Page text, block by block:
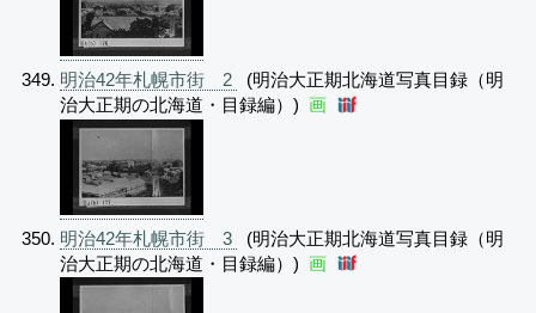
明治42年札幌市街 2
(明治大正期北海道写真目録（明
治大正期の北海道・目録編）) 画
明治42年札幌市街 3
(明治大正期北海道写真目録（明
治大正期の北海道・目録編）) 画